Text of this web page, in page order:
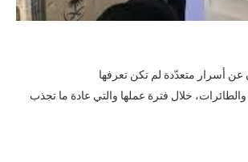
أسرار متعدّدة لم تكن تعرفها
خلال فترة عملها والتي عادة ما تجذب